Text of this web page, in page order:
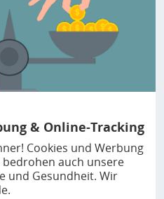
& Online-Tracking
Cookies und Werbung
auch unsere
und Gesundheit. Wir